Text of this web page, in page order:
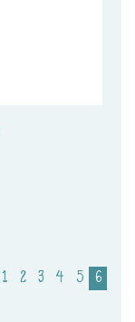
1 2 3 4 5 6